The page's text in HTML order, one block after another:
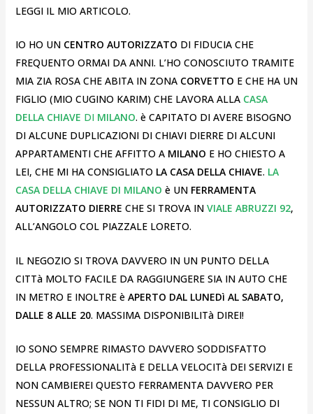
LEGGI IL MIO ARTICOLO.
IO HO UN CENTRO AUTORIZZATO DI FIDUCIA CHE
FREQUENTO ORMAI DA ANNI. L’HO CONOSCIUTO TRAMITE
MIA ZIA ROSA CHE ABITA IN ZONA CORVETTO E CHE HA UN
FIGLIO (MIO CUGINO KARIM) CHE LAVORA ALLA CASA
DELLA CHIAVE DI MILANO. è CAPITATO DI AVERE BISOGNO
DI ALCUNE DUPLICAZIONI DI CHIAVI DIERRE DI ALCUNI
APPARTAMENTI CHE AFFITTO A MILANO E HO CHIESTO A
LEI, CHE MI HA CONSIGLIATO LA CASA DELLA CHIAVE. LA
CASA DELLA CHIAVE DI MILANO è UN FERRAMENTA
AUTORIZZATO DIERRE CHE SI TROVA IN VIALE ABRUZZI 92,
ALL’ANGOLO COL PIAZZALE LORETO.
IL NEGOZIO SI TROVA DAVVERO IN UN PUNTO DELLA
CITTà MOLTO FACILE DA RAGGIUNGERE SIA IN AUTO CHE
IN METRO E INOLTRE è APERTO DAL LUNEDì AL SABATO,
DALLE 8 ALLE 20. MASSIMA DISPONIBILITà DIREI!
IO SONO SEMPRE RIMASTO DAVVERO SODDISFATTO
DELLA PROFESSIONALITà E DELLA VELOCITà DEI SERVIZI E
NON CAMBIEREI QUESTO FERRAMENTA DAVVERO PER
NESSUN ALTRO; SE NON TI FIDI DI ME, TI CONSIGLIO DI